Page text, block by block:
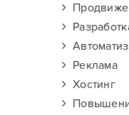
Реклама
Хостинг